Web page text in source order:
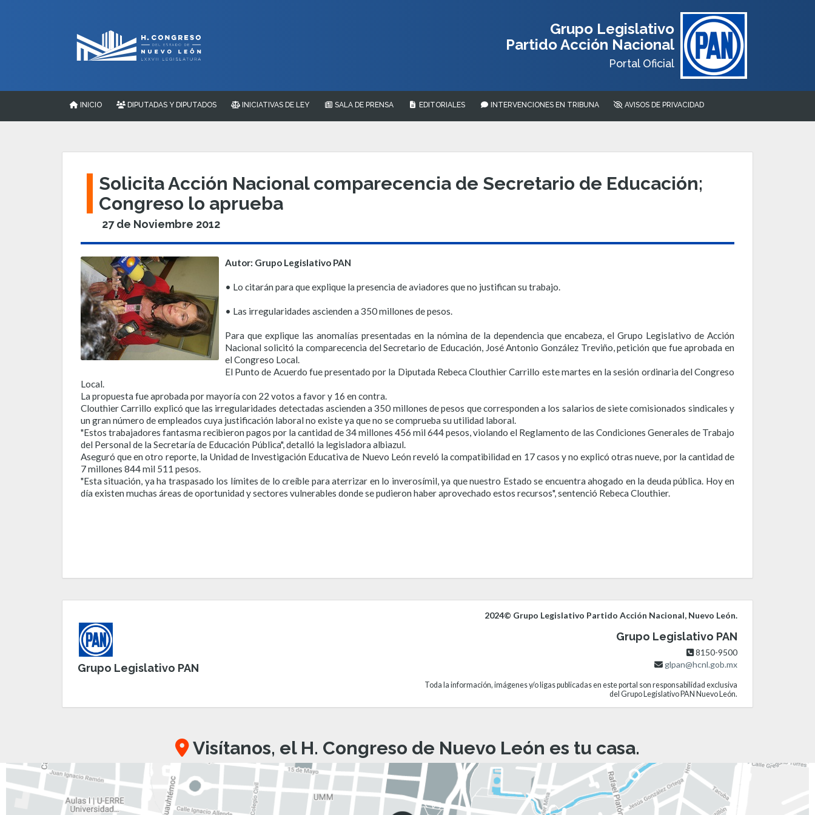
Grupo Legislativo
Partido Acción Nacional
Portal Oficial
INICIO DIPUTADAS Y DIPUTADOS INICIATIVAS DE LEY SALA DE PRENSA EDITORIALES INTERVENCIONES EN TRIBUNA AVISOS DE PRIVACIDAD
Solicita Acción Nacional comparecencia de Secretario de Educación;
Congreso lo aprueba
27 de Noviembre 2012
Autor: Grupo Legislativo PAN
• Lo citarán para que explique la presencia de aviadores que no justifican su trabajo.
• Las irregularidades ascienden a 350 millones de pesos.
Para que explique las anomalías presentadas en la nómina de la dependencia que encabeza, el Grupo Legislativo de Acción
Nacional solicitó la comparecencia del Secretario de Educación, José Antonio González Treviño, petición que fue aprobada en
el Congreso Local.
El Punto de Acuerdo fue presentado por la Diputada Rebeca Clouthier Carrillo este martes en la sesión ordinaria del Congreso
Local.
La propuesta fue aprobada por mayoría con 22 votos a favor y 16 en contra.
Clouthier Carrillo explicó que las irregularidades detectadas ascienden a 350 millones de pesos que corresponden a los salarios de siete comisionados sindicales y
un gran número de empleados cuya justificación laboral no existe ya que no se comprueba su utilidad laboral.
"Estos trabajadores fantasma recibieron pagos por la cantidad de 34 millones 456 mil 644 pesos, violando el Reglamento de las Condiciones Generales de Trabajo
del Personal de la Secretaría de Educación Pública", detalló la legisladora albiazul.
Aseguró que en otro reporte, la Unidad de Investigación Educativa de Nuevo León reveló la compatibilidad en 17 casos y no explicó otras nueve, por la cantidad de
7 millones 844 mil 511 pesos.
"Esta situación, ya ha traspasado los límites de lo creíble para aterrizar en lo inverosímil, ya que nuestro Estado se encuentra ahogado en la deuda pública. Hoy en
día existen muchas áreas de oportunidad y sectores vulnerables donde se pudieron haber aprovechado estos recursos", sentenció Rebeca Clouthier.
Grupo Legislativo PAN
2024© Grupo Legislativo Partido Acción Nacional, Nuevo León.
Grupo Legislativo PAN
8150-9500
glpan@hcnl.gob.mx
Toda la información, imágenes y/o ligas publicadas en este portal son responsabilidad exclusiva
del Grupo Legislativo PAN Nuevo León.
Visítanos, el H. Congreso de Nuevo León es tu casa.